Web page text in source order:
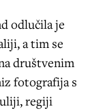
odlučila je
a tim se
društvenim
fotografija s
regiji